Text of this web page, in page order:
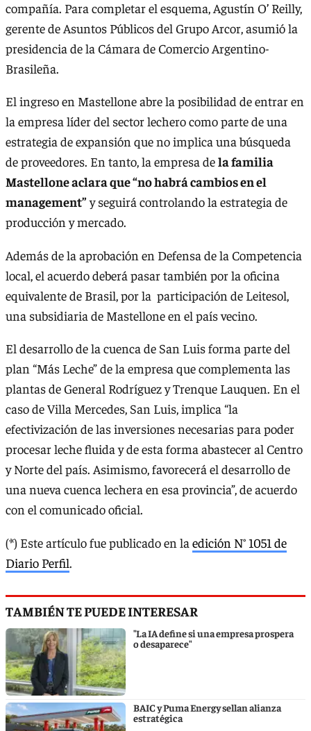
compañía. Para completar el esquema, Agustín O’ Reilly,
gerente de Asuntos Públicos del Grupo Arcor, asumió la
presidencia de la Cámara de Comercio Argentino-
Brasileña.
El ingreso en Mastellone abre la posibilidad de entrar en
la empresa líder del sector lechero como parte de una
estrategia de expansión que no implica una búsqueda
de proveedores. En tanto, la empresa dela familia
Mastellone aclara que “no habrá cambios en el
management”y seguirá controlando la estrategia de
producción y mercado.
Además de la aprobación en Defensa de la Competencia
local, el acuerdo deberá pasar también por la oficina
equivalente de Brasil, por la participación de Leitesol,
una subsidiaria de Mastellone en el país vecino.
El desarrollo de la cuenca de San Luis forma parte del
plan “Más Leche” de la empresa que complementa las
plantas de General Rodríguez y Trenque Lauquen. En el
caso de Villa Mercedes, San Luis, implica “la
efectivización de las inversiones necesarias para poder
procesar leche fluida y de esta forma abastecer al Centro
y Norte del país. Asimismo, favorecerá el desarrollo de
una nueva cuenca lechera en esa provincia”, de acuerdo
con el comunicado oficial.
(*) Este artículo fue publicado en la edición N° 1051 de
Diario Perfil.
TAMBIÉN TE PUEDE INTERESAR
"La IA define si una empresa prospera
o desaparece"
BAIC y Puma Energy sellan alianza
estratégica